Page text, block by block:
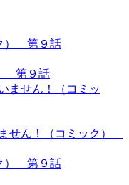
第９話
せん！（コミック）